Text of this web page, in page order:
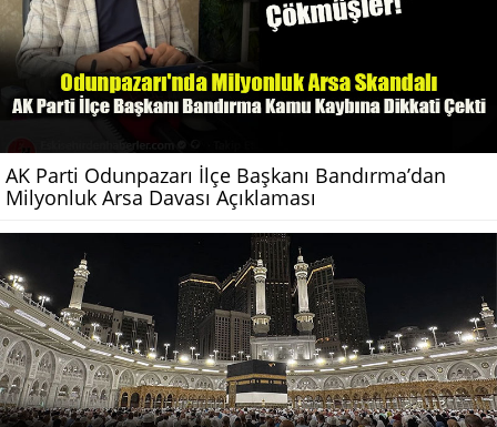
AK Parti Odunpazarı İlçe Başkanı Bandırma’dan
Milyonluk Arsa Davası Açıklaması